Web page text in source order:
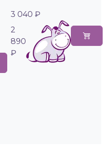
3 040 ₽
2
890
₽